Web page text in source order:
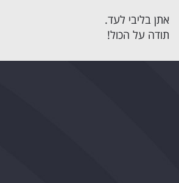
אתן בליבי לעד.
תודה על הכול!